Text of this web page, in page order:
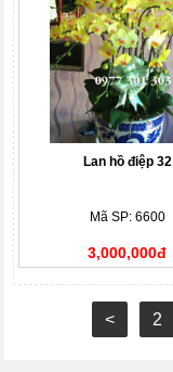
Lan hồ điệp 32
Mã SP: 6600
3,000,000đ
< 2